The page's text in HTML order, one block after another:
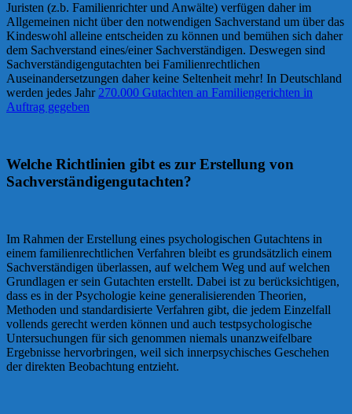
Juristen (z.b. Familienrichter und Anwälte) verfügen daher im
Allgemeinen nicht über den notwendigen Sachverstand um über das
Kindeswohl alleine entscheiden zu können und bemühen sich daher
dem Sachverstand eines/einer Sachverständigen. Deswegen sind
Sachverständigengutachten bei Familienrechtlichen
Auseinandersetzungen daher keine Seltenheit mehr! In Deutschland
werden jedes Jahr 270.000 Gutachten an Familiengerichten in
Auftrag gegeben
Welche Richtlinien gibt es zur Erstellung von
Sachverständigengutachten?
Im Rahmen der Erstellung eines psychologischen Gutachtens in
einem familienrechtlichen Verfahren bleibt es grundsätzlich einem
Sachverständigen überlassen, auf welchem Weg und auf welchen
Grundlagen er sein Gutachten erstellt. Dabei ist zu berücksichtigen,
dass es in der Psychologie keine generalisierenden Theorien,
Methoden und standardisierte Verfahren gibt, die jedem Einzelfall
vollends gerecht werden können und auch testpsychologische
Untersuchungen für sich genommen niemals unanzweifelbare
Ergebnisse hervorbringen, weil sich innerpsychisches Geschehen
der direkten Beobachtung entzieht.